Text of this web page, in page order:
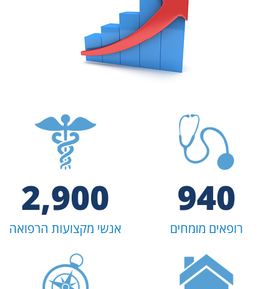
940
רופאים מומחים
2,900
אנשי מקצועות הרפואה